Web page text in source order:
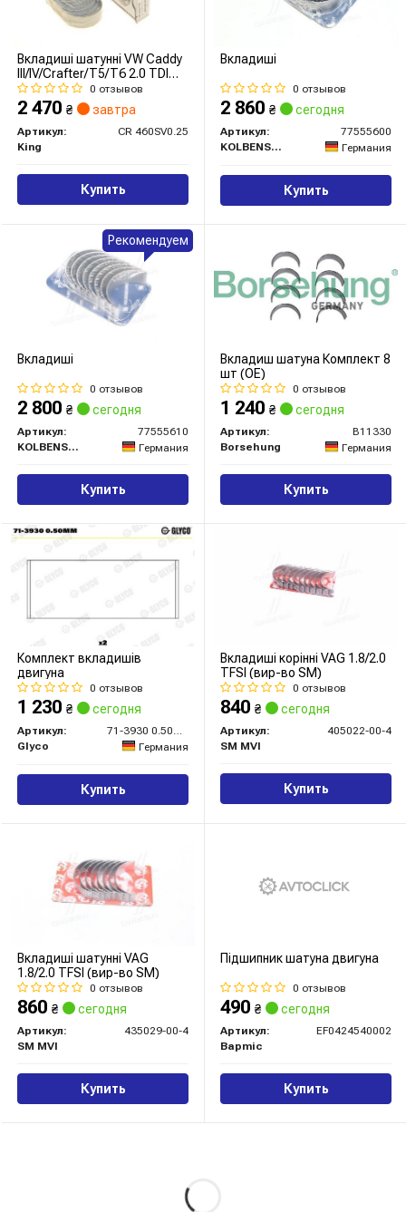
Вкладиші шатунні VW Caddy
III/IV/Crafter/T5/T6 2.0 TDI
05- (+0.25)
0 отзывов
2 470 ₴ завтра
Артикул:
CR 460SV0.25
King
Купить
Вкладиші
0 отзывов
2 860 ₴ сегодня
Артикул:
77555600
KOLBENSCHMIDT
Германия
Купить
Вкладиші
0 отзывов
2 800 ₴ сегодня
Артикул:
77555610
KOLBENSCHMIDT
Германия
Купить
Рекомендуем
Вкладиш шатуна Комплект 8
шт (OE)
0 отзывов
1 240 ₴ сегодня
Артикул:
B11330
Borsehung
Германия
Купить
Комплект вкладишів
двигуна
0 отзывов
1 230 ₴ сегодня
Артикул:
71-3930 0.50MM
Glyco
Германия
Купить
Вкладиші корінні VAG 1.8/2.0
TFSI (вир-во SM)
0 отзывов
840 ₴ сегодня
Артикул:
405022-00-4
SM MVI
Купить
Вкладиші шатунні VAG
1.8/2.0 TFSI (вир-во SM)
0 отзывов
860 ₴ сегодня
Артикул:
435029-00-4
SM MVI
Купить
Підшипник шатуна двигуна
0 отзывов
490 ₴ сегодня
Артикул:
EF0424540002
Bapmic
Купить